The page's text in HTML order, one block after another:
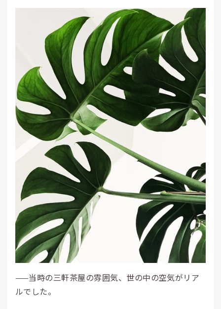
——当時の三軒茶屋の雰囲気、世の中の空気がリア
ルでした。